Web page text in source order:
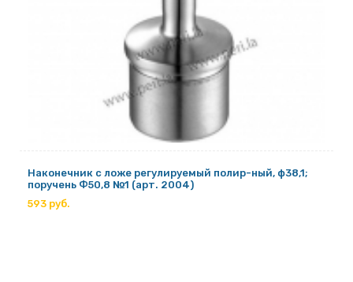
Наконечник с ложе регулируемый полир-ный, ф38,1;
поручень Ф50,8 №1 (арт. 2004)
593 руб.